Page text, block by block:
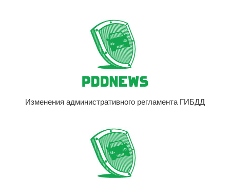
Изменения административного регламента ГИБДД